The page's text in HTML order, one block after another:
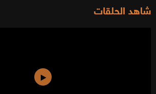
شاهد الحلقات